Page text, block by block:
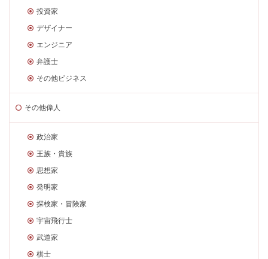
投資家
デザイナー
エンジニア
弁護士
その他ビジネス
その他偉人
政治家
王族・貴族
思想家
発明家
探検家・冒険家
宇宙飛行士
武道家
棋士